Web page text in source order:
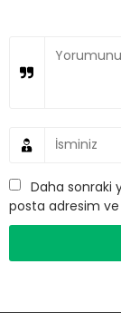
Daha sonraki
posta adresim ve